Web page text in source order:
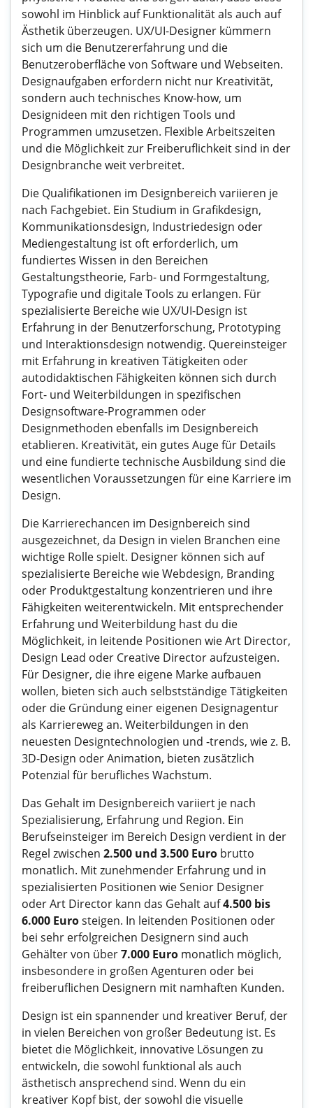
sowohl im Hinblick auf Funktionalität als auch auf
Ästhetik überzeugen. UX/UI-Designer kümmern
sich um die Benutzererfahrung und die
Benutzeroberfläche von Software und Webseiten.
Designaufgaben erfordern nicht nur Kreativität,
sondern auch technisches Know-how, um
Designideen mit den richtigen Tools und
Programmen umzusetzen. Flexible Arbeitszeiten
und die Möglichkeit zur Freiberuflichkeit sind in der
Designbranche weit verbreitet.
Die Qualifikationen im Designbereich variieren je
nach Fachgebiet. Ein Studium in Grafikdesign,
Kommunikationsdesign, Industriedesign oder
Mediengestaltung ist oft erforderlich, um
fundiertes Wissen in den Bereichen
Gestaltungstheorie, Farb- und Formgestaltung,
Typografie und digitale Tools zu erlangen. Für
spezialisierte Bereiche wie UX/UI-Design ist
Erfahrung in der Benutzerforschung, Prototyping
und Interaktionsdesign notwendig. Quereinsteiger
mit Erfahrung in kreativen Tätigkeiten oder
autodidaktischen Fähigkeiten können sich durch
Fort- und Weiterbildungen in spezifischen
Designsoftware-Programmen oder
Designmethoden ebenfalls im Designbereich
etablieren. Kreativität, ein gutes Auge für Details
und eine fundierte technische Ausbildung sind die
wesentlichen Voraussetzungen für eine Karriere im
Design.
Die Karrierechancen im Designbereich sind
ausgezeichnet, da Design in vielen Branchen eine
wichtige Rolle spielt. Designer können sich auf
spezialisierte Bereiche wie Webdesign, Branding
oder Produktgestaltung konzentrieren und ihre
Fähigkeiten weiterentwickeln. Mit entsprechender
Erfahrung und Weiterbildung hast du die
Möglichkeit, in leitende Positionen wie Art Director,
Design Lead oder Creative Director aufzusteigen.
Für Designer, die ihre eigene Marke aufbauen
wollen, bieten sich auch selbstständige Tätigkeiten
oder die Gründung einer eigenen Designagentur
als Karriereweg an. Weiterbildungen in den
neuesten Designtechnologien und -trends, wie z. B.
3D-Design oder Animation, bieten zusätzlich
Potenzial für berufliches Wachstum.
Das Gehalt im Designbereich variiert je nach
Spezialisierung, Erfahrung und Region. Ein
Berufseinsteiger im Bereich Design verdient in der
Regel zwischen 2.500 und 3.500 Euro brutto
monatlich. Mit zunehmender Erfahrung und in
spezialisierten Positionen wie Senior Designer
oder Art Director kann das Gehalt auf4.500 bis
6.000 Eurosteigen. In leitenden Positionen oder
bei sehr erfolgreichen Designern sind auch
Gehälter von über7.000 Euro monatlich möglich,
insbesondere in großen Agenturen oder bei
freiberuflichen Designern mit namhaften Kunden.
Design ist ein spannender und kreativer Beruf, der
in vielen Bereichen von großer Bedeutung ist. Es
bietet die Möglichkeit, innovative Lösungen zu
entwickeln, die sowohl funktional als auch
ästhetisch ansprechend sind. Wenn du ein
kreativer Kopf bist, der sowohl die visuelle